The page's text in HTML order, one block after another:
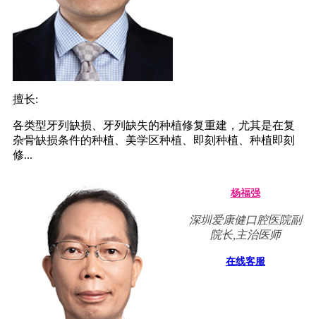
擅长:
各类型牙列缺损、牙列缺失的种植修复重建，尤其是在复
杂骨缺损条件的种植、美学区种植、即刻种植、种植即刻
修...
杨福强
深圳爱康健口腔医院副
院长,主治医师
在线客服